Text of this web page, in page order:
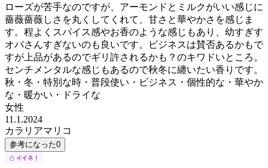
ローズが苦手なのですが、アーモンドとミルクがいい感じに
薔薇薔薇しさを丸くしてくれて、甘さと華やかさを感じま
す。程よくスパイス感やお香のような感じもあり、幼すぎす
オバさんすぎないのも良いです。ビジネスは賛否あるかもで
すが上品があるのでギリ許されるかも？のキワドいところ。
センチメンタルな感じもあるので秋冬に纏いたい香りです。
秋・冬・特別な時・普段使い・ビジネス・個性的な・華やか
な・暖かい・ドライな
女性
11.1.2024
カラリアマリコ
参考になった0